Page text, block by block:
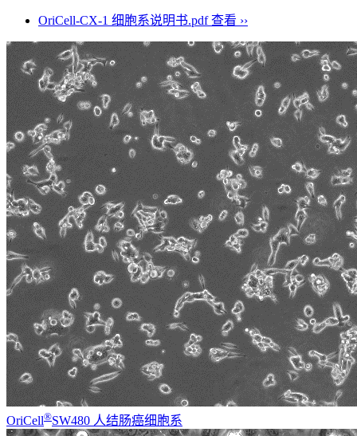
OriCell-CX-1 细胞系说明书.pdf查看 ››
OriCell®SW480 人结肠癌细胞系